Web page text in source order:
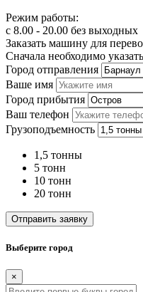
Режим работы:
с 8.00 - 20.00 без выходных
Заказать машину для
Сначала необходимо
Город отправления
Ваше имя
Город прибытия
Ваш телефон
Грузоподъемность
1,5 тонны
5 тонн
10 тонн
20 тонн
Отправить заявку
Выберите город
×